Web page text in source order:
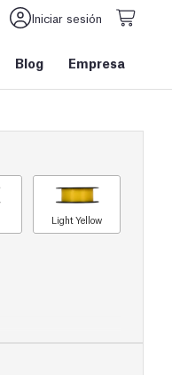
Iniciar sesión
Blog Empresa
Light Yellow